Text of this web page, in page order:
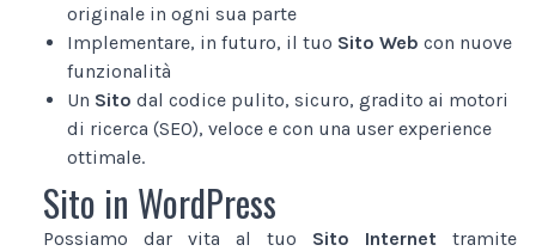
originale in ogni sua parte
Implementare, in futuro, il tuo Sito Web con nuove
funzionalità
Un Sito dal codice pulito, sicuro, gradito ai motori
di ricerca (SEO), veloce e con una user experience
ottimale.
Sito in WordPress
Possiamo dar vita al tuo Sito Internet tramite